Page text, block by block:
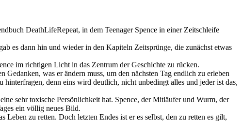
DeathLifeRepeat, in dem Teenager Spence in einer Zeitschleife
es dann hin und wieder in den Kapiteln Zeitsprünge, die zunächst etwas
im richtigen Licht in das Zentrum der Geschichte zu rücken.
was er ändern muss, um den nächsten Tag endlich zu erleben
denn eins wird deutlich, nicht unbedingt alles und jeder ist das,
sehr toxische Persönlichkeit hat. Spence, der Mitläufer und Wurm, der
ein völlig neues Bild.
zu retten. Doch letzten Endes ist er es selbst, den zu retten es gilt,